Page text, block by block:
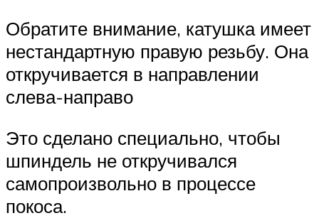
Обратите внимание, катушка имеет
нестандартную правую резьбу. Она
откручивается в направлении
слева-направо
Это сделано специально, чтобы
шпиндель не откручивался
самопроизвольно в процессе
покоса.